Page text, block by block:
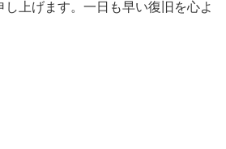
し上げます。一日も早い復旧を心よ